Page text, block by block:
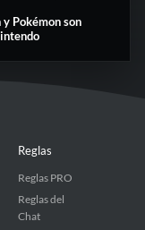
Pokémon son
Reglas
Reglas PRO
Reglas del
Chat